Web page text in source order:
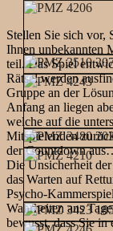
Stellen Sie sich vor,
Ihnen unbekannten
teil. Das Spiel
Rätsel werden
Gruppe an der
Anfang an liegen
welche auf die
Mitspielenden
der Countdown
Die Unsicherheit
das Warten auf
Psycho-
Wahrheiten ans
bewusst, dass Sie